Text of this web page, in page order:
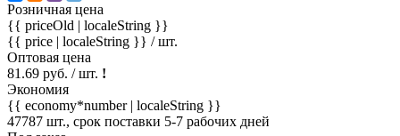
Розничная цена
{{ priceOld | localeString }}
{{ price | localeString }} / шт.
Оптовая цена
81.69 руб. / шт. !
Экономия
{{ economy*number | localeString }}
47787 шт., срок поставки 5-7 рабочих дней